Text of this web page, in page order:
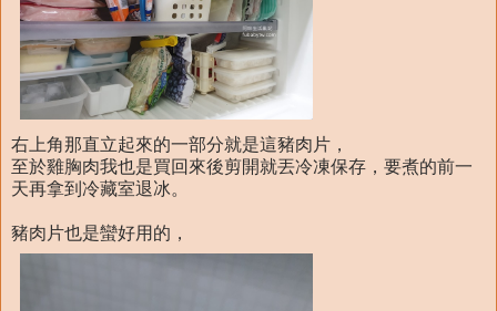
右上角那直立起來的一部分就是這豬肉片，
至於雞胸肉我也是買回來後剪開就丟冷凍保存，要煮的前一
天再拿到冷藏室退冰。
豬肉片也是蠻好用的，